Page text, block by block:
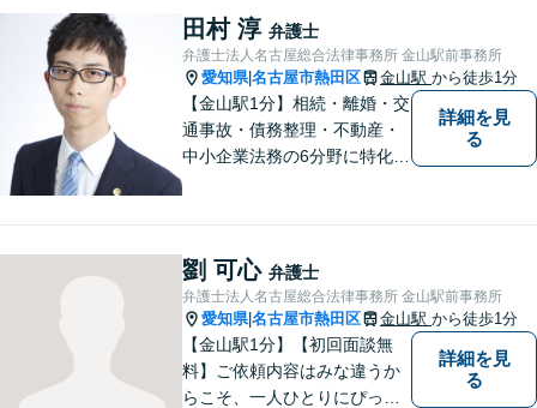
田村 淳 弁護士
弁護士法人名古屋総合法律事務所 金山駅前事務所
愛知県|名古屋市熱田区 金山駅 から徒歩1分
【金山駅1分】相続・離婚・交
通事故・債務整理・不動産・
中小企業法務の6分野に特化！
ーションを重視し、情報連携
を図りながら納得の解決へと
導いてまいります。
詳細を見
る
劉 可心 弁護士
弁護士法人名古屋総合法律事務所 金山駅前事務所
愛知県|名古屋市熱田区 金山駅 から徒歩1分
【金山駅1分】【初回面談無
料】ご依頼内容はみな違うか
らこそ、一人ひとりにぴった
詳細を見
る